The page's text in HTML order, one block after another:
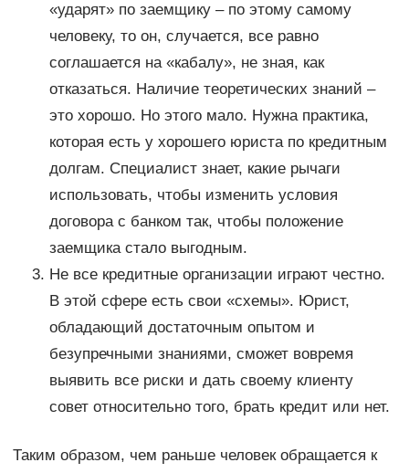
«ударят» по заемщику – по этому самому
человеку, то он, случается, все равно
соглашается на «кабалу», не зная, как
отказаться. Наличие теоретических знаний –
это хорошо. Но этого мало. Нужна практика,
которая есть у хорошего юриста по кредитным
долгам. Специалист знает, какие рычаги
использовать, чтобы изменить условия
договора с банком так, чтобы положение
заемщика стало выгодным.
Не все кредитные организации играют честно.
В этой сфере есть свои «схемы». Юрист,
обладающий достаточным опытом и
безупречными знаниями, сможет вовремя
выявить все риски и дать своему клиенту
совет относительно того, брать кредит или нет.
Таким образом, чем раньше человек обращается к